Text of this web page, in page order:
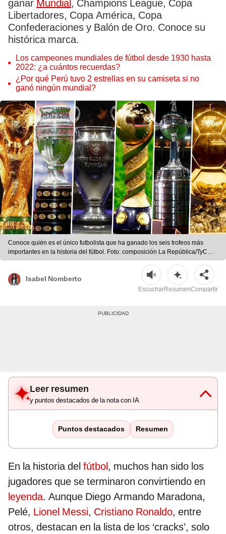
ganar Mundial, Champions League, Copa
Libertadores, Copa América, Copa
Confederaciones y Balón de Oro. Conoce su
histórica marca.
Los campeones mundiales de fútbol desde 1930 hasta
2022: ¿a cuántos recuerdas?
¿Por qué Perú tuvo 2 estrellas en su camiseta si no
ganó ningún mundial?
Conoce quién es el único futbolista que ha ganado los seis trofeos más
importantes en la historia del fútbol. Foto: composición La República/TyC
Deportes/@CopaAmerica/captura Twitter/Marca/DAZN/Copa
Libertadores/Diario As | Foto: composición La República/TyC
Deportes/@CopaAmerica/captura Twitter/Marca/DAZN/Copa
Isabel Nomberto
EscucharResumenCompartir
Leer resumen
y puntos destacados de la nota con IA
Puntos destacados Resumen
En la historia del fútbol, muchos han sido los
jugadores que se terminaron convirtiendo en
leyenda. Aunque Diego Armando Maradona,
Pelé, Lionel Messi, Cristiano Ronaldo, entre
otros, destacan en la lista de los ‘cracks’, solo